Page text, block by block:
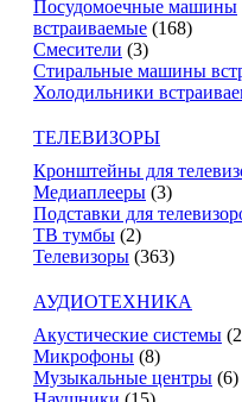
Посудомоечные машины
встраиваемые (168)
Смесители (3)
Стиральные машины
Холодильники
ТЕЛЕВИЗОРЫ
Кронштейны для
Медиаплееры (3)
Подставки для
ТВ тумбы (2)
Телевизоры (363)
АУДИОТЕХНИКА
Акустические системы
Микрофоны (8)
Музыкальные центры (6)